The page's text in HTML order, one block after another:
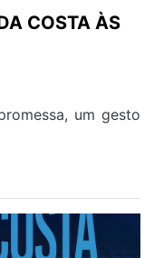
COSTA ÀS
um gesto